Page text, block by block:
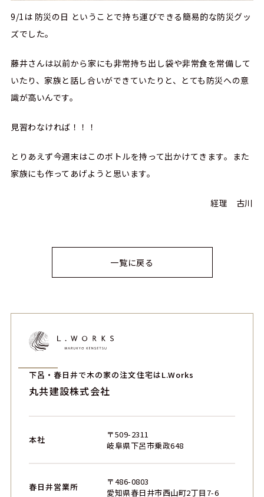
9/1は 防災の日 ということで持ち運びできる簡易的な防災グッ
ズでした。
藤井さんは以前から家にも非常持ち出し袋や非常食を常備して
いたり、家族と話し合いができていたりと、とても防災への意
識が高いんです。
見習わなければ！！！
とりあえず今週末はこのボトルを持って出かけてきます。また
家族にも作ってあげようと思います。
経理 古川
一覧に戻る
下呂・春日井で木の家の注文住宅はL.Works
丸共建設株式会社
本社
〒509-2311
岐阜県下呂市乗政648
春日井営業所
〒486-0803
愛知県春日井市西山町2丁目7-6